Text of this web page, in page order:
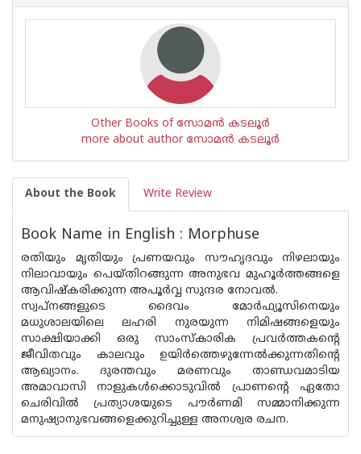
Other Books of സോമന്‍ കടലൂര്‍
more about author സോമന്‍ കടലൂര്‍
About the Book Write Review
Book Name in English : Morphuse
രതിയും മൃതിയും പ്രണയവും സൗഹൃദവും നിഴലായും
നിലാവായും പെയ്‌തിറങ്ങുന്ന അനുഭവ മുഹൂർത്തങ്ങളെ
ആവിഷ്‌കരിക്കുന്ന അപൂർവ്വ സുന്ദര നോവൽ.
സ്വപ്നങ്ങളുടെ ദൈവം മോർഫ്യൂസിനെയും
മധുശാലയിലെ ലഹരി നുരയുന്ന നിമിഷങ്ങളെയും
സാക്ഷിയാക്കി ഒരു സാംസ്‌കാരിക പ്രവർത്തകന്റെ
ജീവിതവും കാലവും ഉയിർത്തെഴുന്നേൽക്കുന്നതിൻ്റെ
ആഖ്യാനം. ദുരന്തവും മരണവും താണ്ഡവമാടിയ
അമാവാസി നാളുകൾക്കൊടുവിൽ പ്രാണൻ്റെ ഏതോ
ചെരിവിൽ പ്രത്യാശയുടെ പൗർണമി സമ്മാനിക്കുന്ന
മനുഷ്യാനുഭവങ്ങളെക്കുറിച്ചുള്ള അനശ്വര രചന.